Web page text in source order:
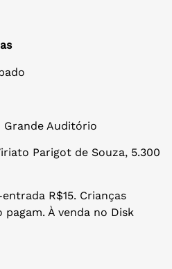
Auditório
Parigot de Souza, 5.300
R$15. Crianças
pagam. À venda no Disk